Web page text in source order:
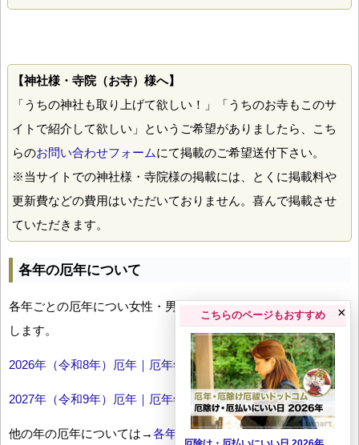
【神社様・寺院（お寺）様へ】
「うちの神社も取り上げて欲しい！」「うちのお寺もこのサ
イトで紹介して欲しい」というご希望がありましたら、こち
らのお問い合わせフォームにて掲載のご希望送付下さい。
※当サイトでの神社様・寺院様の掲載には、とくに掲載料や
更新費などの費用はいただいておりません。喜んで掲載させ
ていただきます。
各年の厄年について
各年ごとの厄年につい女性・男性の年齢早見表とともにお伝え
します。
2026年（令和8年）厄年｜厄年年齢早見表
2027年（令和9年）厄年｜厄年年齢早見表
他の年の厄年については→各年厄年一覧
こちらのページもおすすめ ×